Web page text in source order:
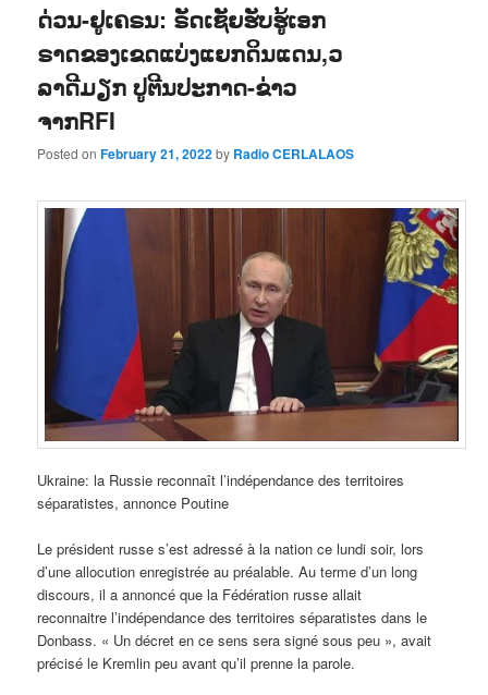
ດ່ວນ-ຢູ​ເຄຣນ: ຣັດເຊັຍຮັບ​ຮູ້​ເອກ
ຣາດ​ຂອງ​ເຂດ​ແບ່ງ​ແຍກ​ດິນ​ແດນ,ວ
ລາດີມຽກ ປູຕີນປະກາດ-ຂ່າວ
ຈາກRFI
Posted onFebruary 21, 2022by Radio CERLALAOS
Ukraine: la Russie reconnaît l’indépendance des territoires
séparatistes, annonce Poutine
Le président russe s’est adressé à la nation ce lundi soir, lors
d’une allocution enregistrée au préalable. Au terme d’un long
discours, il a annoncé que la Fédération russe allait
reconnaitre l’indépendance des territoires séparatistes dans le
Donbass. « Un décret en ce sens sera signé sous peu », avait
précisé le Kremlin peu avant qu’il prenne la parole.